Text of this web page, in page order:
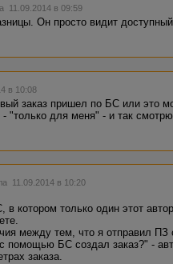
11.09.2014 в 09:59
Он просто видит
в 10:08
заказ пришел по БС или это
- "только для меня" - и так
11.09.2014 в 10:20
котором только один этот
между тем, что я отправил
помощью БС создал заказ?" -
заказа.